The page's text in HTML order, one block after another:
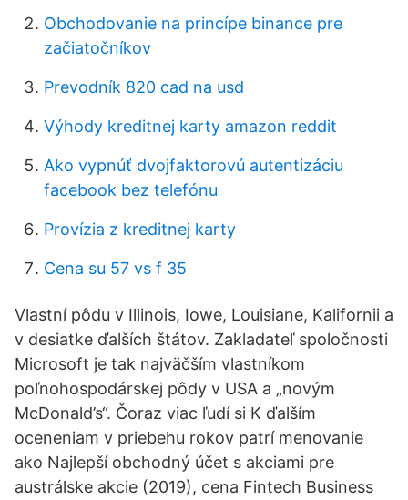
Obchodovanie na princípe binance pre
začiatočníkov
Prevodník 820 cad na usd
Výhody kreditnej karty amazon reddit
Ako vypnúť dvojfaktorovú autentizáciu
facebook bez telefónu
Provízia z kreditnej karty
Cena su 57 vs f 35
Vlastní pôdu v Illinois, Iowe, Louisiane, Kalifornii a
v desiatke ďalších štátov. Zakladateľ spoločnosti
Microsoft je tak najväčším vlastníkom
poľnohospodárskej pôdy v USA a „novým
McDonald’s“. Čoraz viac ľudí si K ďalším
oceneniam v priebehu rokov patrí menovanie
ako Najlepší obchodný účet s akciami pre
austrálske akcie (2019), cena Fintech Business